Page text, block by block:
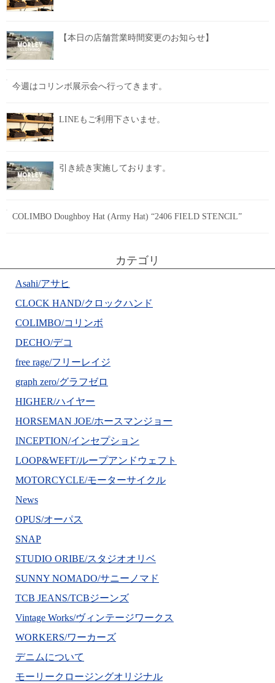
【本日の店舗営業時間変更のお知らせ】
今週はコリンボ展示会へ行ってきます。
LINEもご利用下さいませ。
引き続き実施しております。
COLIMBO Doughboy Hat (Army Hat) “2406 FIELD STENCIL”
カテゴリ
Asahi/アサヒ
CLOCK HAND/クロックハンド
COLIMBO/コリンボ
DECHO/デコ
free rage/フリーレイジ
graph zero/グラフゼロ
HIGHER/ハイヤー
HORSEMAN JOE/ホースマンジョー
INCEPTION/インセプション
LOOP&WEFT/ループアンドウェフト
MOTORCYCLE/モーターサイクル
News
OPUS/オーパス
SNAP
STUDIO ORIBE/スタジオオリベ
SUNNY NOMADO/サニーノマド
TCB JEANS/TCBジーンズ
Vintage Works/ヴィンテージワークス
WORKERS/ワーカーズ
デニムについて
モーリークロージングオリジナル